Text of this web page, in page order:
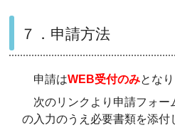
７．申請方法
申請はWEB受付のみとなり
次のリンクより申請フォー
の入力のうえ必要書類を添付